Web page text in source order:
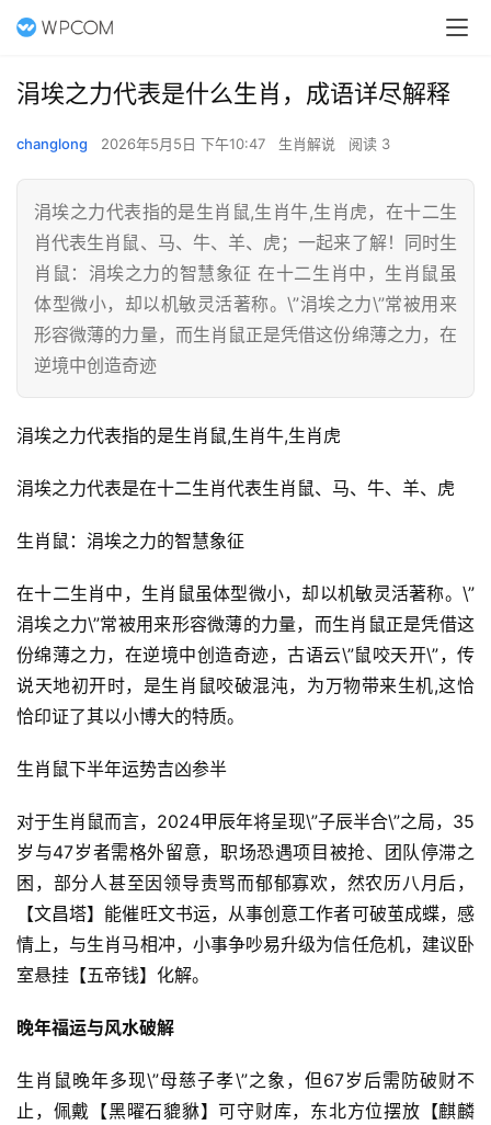
涓埃之力代表是什么生肖，成语详尽解释
changlong 2026年5月5日 下午10:47 生肖解说 阅读 3
涓埃之力代表指的是生肖鼠,生肖牛,生肖虎，在十二生
肖代表生肖鼠、马、牛、羊、虎；一起来了解！同时生
肖鼠：涓埃之力的智慧象征 在十二生肖中，生肖鼠虽
体型微小，却以机敏灵活著称。\”涓埃之力\”常被用来
形容微薄的力量，而生肖鼠正是凭借这份绵薄之力，在
逆境中创造奇迹
涓埃之力代表指的是生肖鼠,生肖牛,生肖虎
涓埃之力代表是在十二生肖代表生肖鼠、马、牛、羊、虎
生肖鼠：涓埃之力的智慧象征
在十二生肖中，生肖鼠虽体型微小，却以机敏灵活著称。\”
涓埃之力\”常被用来形容微薄的力量，而生肖鼠正是凭借这
份绵薄之力，在逆境中创造奇迹，古语云\”鼠咬天开\”，传
说天地初开时，是生肖鼠咬破混沌，为万物带来生机,这恰
恰印证了其以小博大的特质。
生肖鼠下半年运势吉凶参半
对于生肖鼠而言，2024甲辰年将呈现\”子辰半合\”之局，35
岁与47岁者需格外留意，职场恐遇项目被抢、团队停滞之
困，部分人甚至因领导责骂而郁郁寡欢，然农历八月后，
【文昌塔】能催旺文书运，从事创意工作者可破茧成蝶，感
情上，与生肖马相冲，小事争吵易升级为信任危机，建议卧
室悬挂【五帝钱】化解。
晚年福运与风水破解
生肖鼠晚年多现\”母慈子孝\”之象，但67岁后需防破财不
止，佩戴【黑曜石貔貅】可守财库，东北方位摆放【麒麟